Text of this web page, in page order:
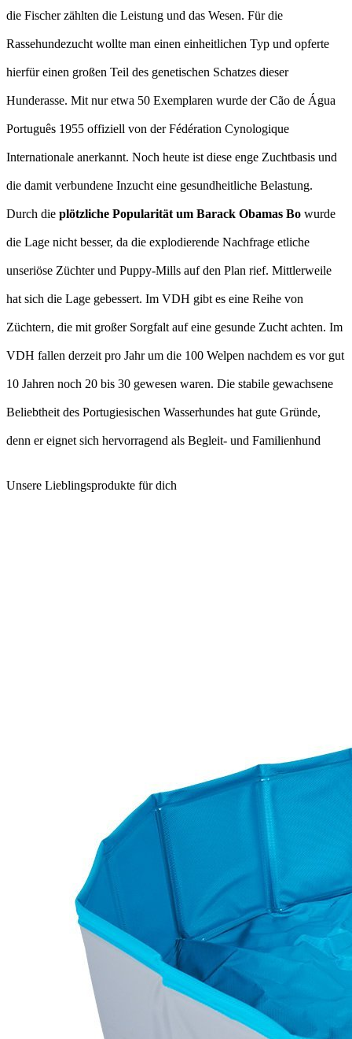
die Fischer zählten die Leistung und das Wesen. Für die
Rassehundezucht wollte man einen einheitlichen Typ und opferte
hierfür einen großen Teil des genetischen Schatzes dieser
Hunderasse. Mit nur etwa 50 Exemplaren wurde der Cão de Água
Português 1955 offiziell von der Fédération Cynologique
Internationale anerkannt. Noch heute ist diese enge Zuchtbasis und
die damit verbundene Inzucht eine gesundheitliche Belastung.
Durch die plötzliche Popularität um Barack Obamas Bo wurde
die Lage nicht besser, da die explodierende Nachfrage etliche
unseriöse Züchter und Puppy-Mills auf den Plan rief. Mittlerweile
hat sich die Lage gebessert. Im VDH gibt es eine Reihe von
Züchtern, die mit großer Sorgfalt auf eine gesunde Zucht achten. Im
VDH fallen derzeit pro Jahr um die 100 Welpen nachdem es vor gut
10 Jahren noch 20 bis 30 gewesen waren. Die stabile gewachsene
Beliebtheit des Portugiesischen Wasserhundes hat gute Gründe,
denn er eignet sich hervorragend als Begleit- und Familienhund
Unsere Lieblingsprodukte für dich